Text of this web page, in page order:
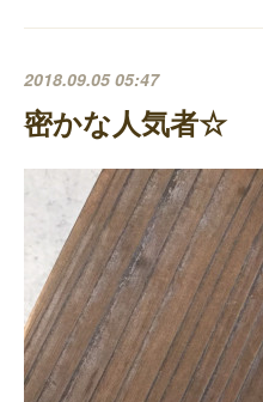
2018.09.05 05:47
密かな人気者☆